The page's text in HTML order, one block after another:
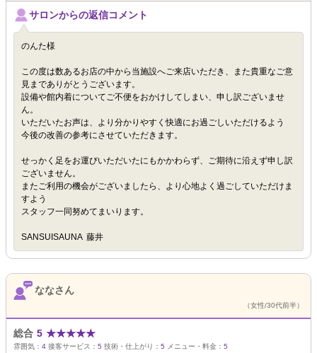
サロンからの返信コメント
のんた様
この度は数あるお店の中から当施設へご来店いただき、また貴重なご意
見までありがとうございます。
設備や館内着についてご不便をおかけしてしまい、申し訳ございませ
ん。
いただいたお声は、より分かりやすく快適にお過ごしいただけるよう
今後の改善の参考にさせていただきます。
せっかく足をお運びいただいたにもかかわらず、ご期待に沿えず申し訳
ございません。
またご利用の機会がございましたら、より心地よく過ごしていただけま
すよう
スタッフ一同努めてまいります。
SANSUISAUNA 藤井
ななさん
（女性/30代前半）
総合 5 ★★★★★
雰囲気： 4 接客サービス： 5 技術・仕上がり： 5 メニュー・料金： 5